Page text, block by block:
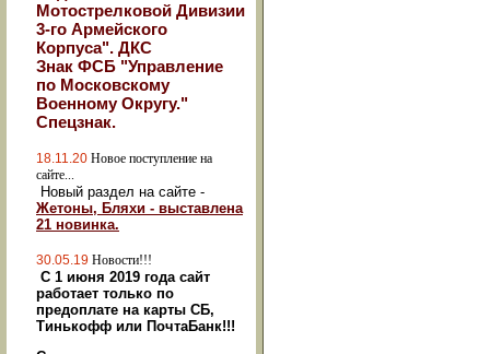
Мотострелковой Дивизии
3-го Армейского
Корпуса". ДКС
Знак ФСБ "Управление
по Московскому
Военному Округу."
Спецзнак.
18.11.20 Новое поступление на
сайте...
Новый раздел на сайте -
Жетоны, Бляхи - выставлена
21 новинка.
30.05.19 Новости!!!
С 1 июня 2019 года сайт
работает только по
предоплате на карты СБ,
Тинькофф или ПочтаБанк!!!